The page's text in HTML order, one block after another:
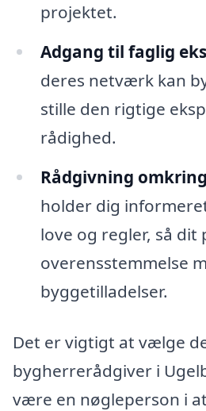
projektet.
Adgang til faglig
deres netværk kan
stille den rigtige
rådighed.
Rådgivning
holder dig
love og regler, så dit
overensstemmelse
byggetilladelser.
Det er vigtigt at vælge
bygherrerådgiver i
være en nøgleperson i